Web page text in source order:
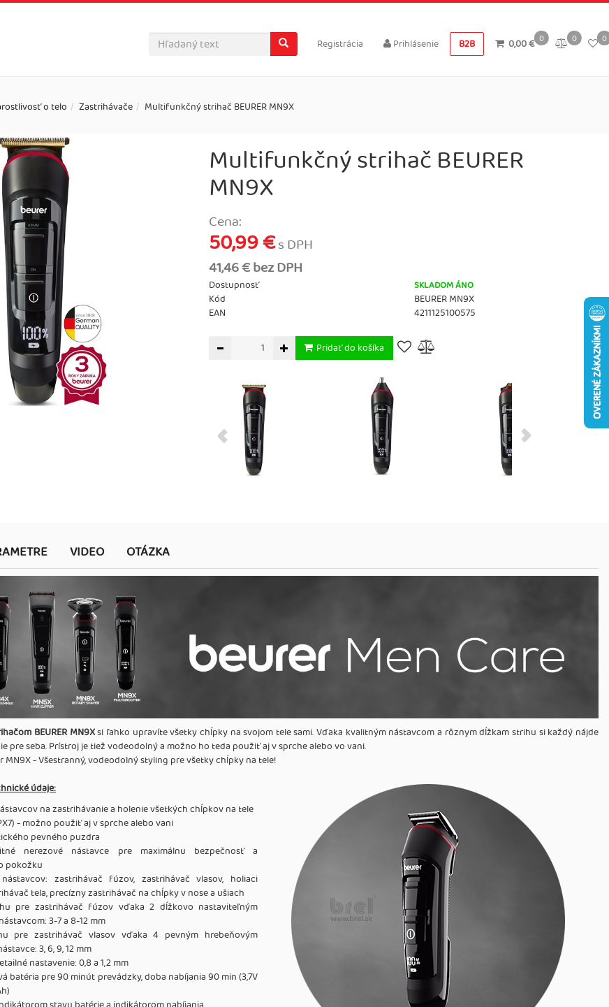
0
0,00 € 0 0
B2B
Registrácia Prihlásenie
o telo Zastrihávače Multifunkčný strihač BEURER MN9X
Multifunkčný strihač BEURER
MN9X
Cena:
50,99 €s DPH
41,46 € bez DPH
Dostupnosť SKLADOM ÁNO
Kód
BEURER MN9X
EAN
4211125100575
Pridať do košíka
VIDEO OTÁZKA
BEURER MN9Xsi ľahko upravíte všetky chĺpky na svojom tele sami. Vďaka kvalitným nástavcom a rôznym dĺžkam strihu si každý nájde
pre seba. Prístroj je tiež vodeodolný a možno ho teda použiť aj v sprche alebo vo vani.
MN9X - Všestranný, vodeodolný styling pre všetky chĺpky na tele!
údaje:
na zastrihávanie a holenie všetkých chĺpkov na tele
- možno použiť aj v sprche alebo vani
pevného puzdra
nerezové nástavce pre maximálnu bezpečnosť a
pokožku
zastrihávač fúzov, zastrihávač vlasov, holiaci
tela, precízny zastrihávač na chĺpky v nose a ušiach
pre zastrihávač fúzov vďaka 2 dĺžkovo nastaviteľným
3-7 a 8-12 mm
pre zastrihávač vlasov vďaka 4 pevným hrebeňovým
3, 6, 9, 12 mm
nastavenie: 0,8 a 1,2 mm
batéria pre 90 minút prevádzky, doba nabíjania 90 min (3,7V